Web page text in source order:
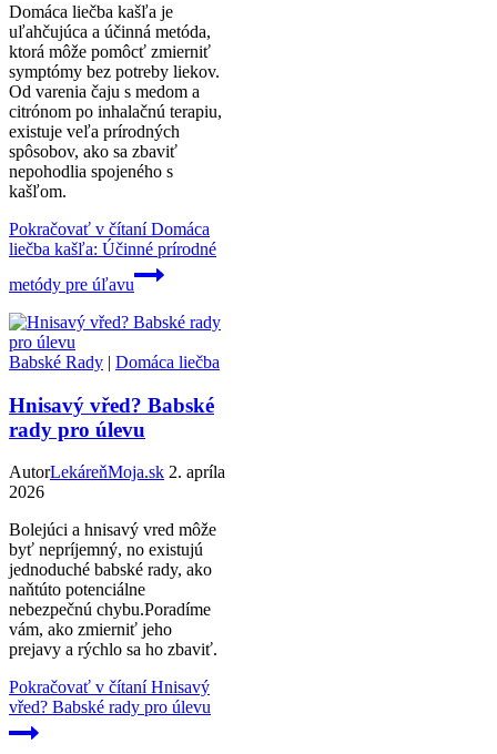
Domáca liečba kašľa je
uľahčujúca a účinná metóda,
ktorá môže pomôcť zmierniť
symptómy bez potreby liekov.
Od varenia čaju s medom a
citrónom po inhalačnú terapiu,
existuje veľa prírodných
spôsobov, ako sa zbaviť
nepohodlia spojeného s
kašľom.
Pokračovať v čítaníDomáca
liečba kašľa: Účinné prírodné
metódy pre úľavu
Babské Rady | Domáca liečba
Hnisavý vřed? Babské
rady pro úlevu
AutorLekáreňMoja.sk 2. apríla
2026
Bolejúci a hnisavý vred môže
byť nepríjemný, no existujú
jednoduché babské rady, ako
naňtúto potenciálne
nebezpečnú chybu.Poradíme
vám, ako zmierniť jeho
prejavy a rýchlo sa ho zbaviť.
Pokračovať v čítaníHnisavý
vřed? Babské rady pro úlevu